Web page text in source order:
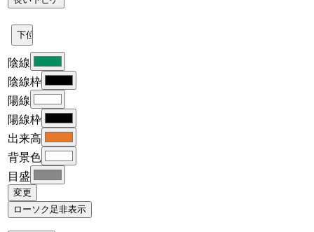
陰線
陰線枠
陽線
陽線枠
出来高
背景色
目盛